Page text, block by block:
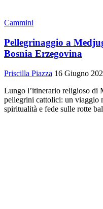
Cammini
Pellegrinaggio a
Bosnia Erzegovina
Priscilla Piazza 16 Giugno
Lungo l’itinerario religioso di
pellegrini cattolici: un viaggio
spiritualità e fede sulle rotte